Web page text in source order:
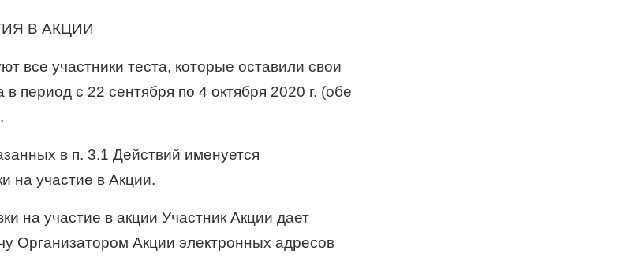
В АКЦИИ
все участники теста, которые оставили свои
период с 22 сентября по 4 октября 2020 г. (обе
в п. 3.1 Действий именуется
на участие в Акции.
на участие в акции Участник Акции дает
Организатором Акции электронных адресов